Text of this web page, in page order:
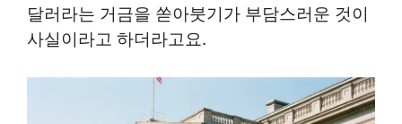
달러라는 거금을 쏟아붓기가 부담스러운 것이
사실이라고 하더라고요.